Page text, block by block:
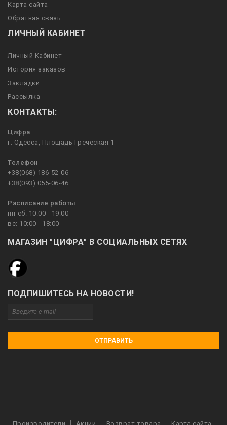
Карта сайта
Обратная связь
ЛИЧНЫЙ КАБИНЕТ
Личный Кабинет
История заказов
Закладки
Рассылка
КОНТАКТЫ:
Цифра
г. Одесса, Площадь Греческая 1
Телефон
+38(068) 186-52-06
+38(093) 055-06-46
Расписание работы
пн-сб: 10:00 - 19:00
вс: 10:00 - 18:00
МАГАЗИН "ЦИФРА" В СОЦИАЛЬНЫХ СЕТЯХ
ПОДПИШИТЕСЬ НА НОВОСТИ!
ОТПРАВИТЬ